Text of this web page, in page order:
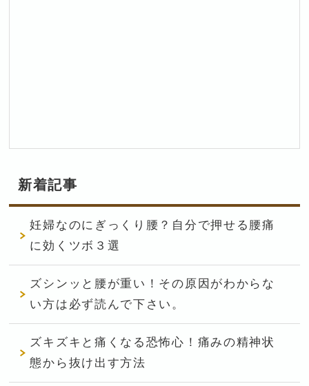
新着記事
妊婦なのにぎっくり腰？自分で押せる腰痛
に効くツボ３選
ズシンッと腰が重い！その原因がわからな
い方は必ず読んで下さい。
ズキズキと痛くなる恐怖心！痛みの精神状
態から抜け出す方法